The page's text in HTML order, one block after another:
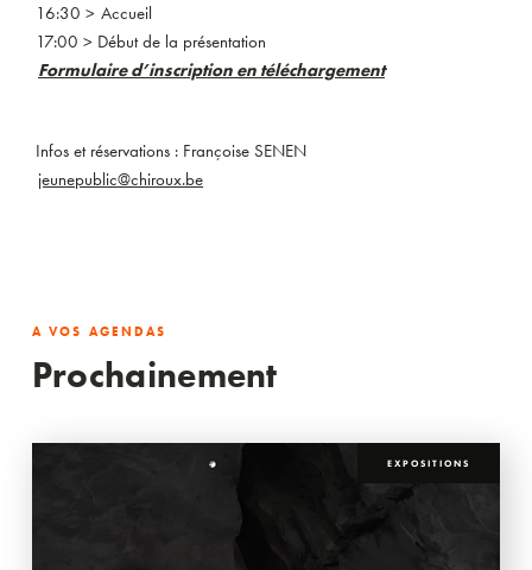
16:30 > Accueil
17:00 > Début de la présentation
Formulaire d’inscription en téléchargement
Infos et réservations : Françoise SENEN
jeunepublic@chiroux.be
A VOS AGENDAS
Prochainement
EXPOSITIONS